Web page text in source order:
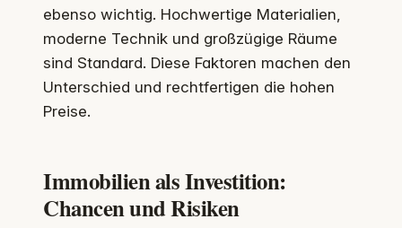
ebenso wichtig. Hochwertige Materialien,
moderne Technik und großzügige Räume
sind Standard. Diese Faktoren machen den
Unterschied und rechtfertigen die hohen
Preise.
Immobilien als Investition:
Chancen und Risiken